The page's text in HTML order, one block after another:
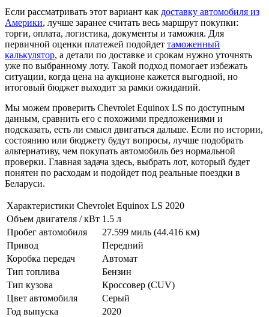
Если рассматривать этот вариант как доставку автомобиля из
Америки, лучше заранее считать весь маршрут покупки:
торги, оплата, логистика, документы и таможня. Для
первичной оценки платежей подойдет таможенный
калькулятор, а детали по доставке и срокам нужно уточнять
уже по выбранному лоту. Такой подход помогает избежать
ситуации, когда цена на аукционе кажется выгодной, но
итоговый бюджет выходит за рамки ожиданий.
Мы можем проверить Chevrolet Equinox LS по доступным
данным, сравнить его с похожими предложениями и
подсказать, есть ли смысл двигаться дальше. Если по истории,
состоянию или бюджету будут вопросы, лучше подобрать
альтернативу, чем покупать автомобиль без нормальной
проверки. Главная задача здесь, выбрать лот, который будет
понятен по расходам и подойдет под реальные поездки в
Беларуси.
Характеристики Chevrolet Equinox LS 2020
Объем двигателя / кВт 1.5 л
Пробег автомобиля
27.599 миль (44.416 км)
Привод
Передний
Коробка передач
Автомат
Тип топлива
Бензин
Тип кузова
Кроссовер (CUV)
Цвет автомобиля
Серый
Год выпуска
2020